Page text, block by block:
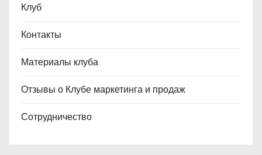
Клуб
Контакты
Материалы клуба
Отзывы о Клубе маркетинга и продаж
Сотрудничество